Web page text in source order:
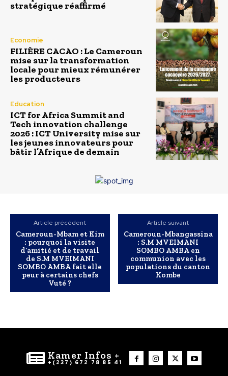
stratégique réaffirmé
Economie
FILIÈRE CACAO : Le Cameroun
mise sur la transformation
locale pour mieux rémunérer
les producteurs
Education
ICT for Africa Summit and
Tech innovation challenge
2026 : ICT University mise sur
les jeunes innovateurs pour
bâtir l’Afrique de demain
Article précédent
Cameroun-Mbam et Kim
: pourquoi la visite
d’amitié et de travail
de S.M MVEIMANI
SOMBO AMBA fait elle
peur à certains chefs
Vuté ?
Article suivant
Cameroun-Mbangassina
: S.M MVEIMANI
SOMBO AMBA en
communion avec les
populations du canton
Kombe
Kamer Infos +
+(237) 672 78 85 41